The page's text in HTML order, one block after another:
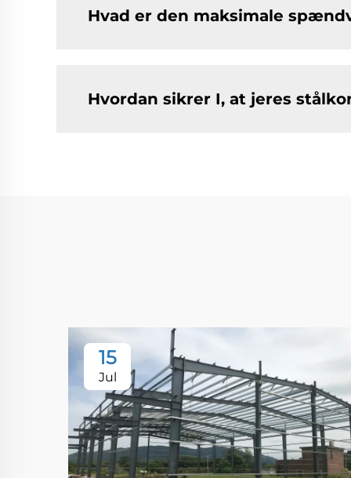
Hvad er den maksimale
Hvordan sikrer I, at jeres
15
Jul